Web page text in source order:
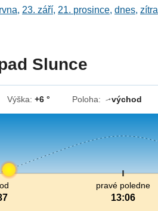
, 23. září, 21. prosince,dnes,zítra
Slunce
Výška:+6 ° Poloha: ↓východ
pravé poledne
13:06